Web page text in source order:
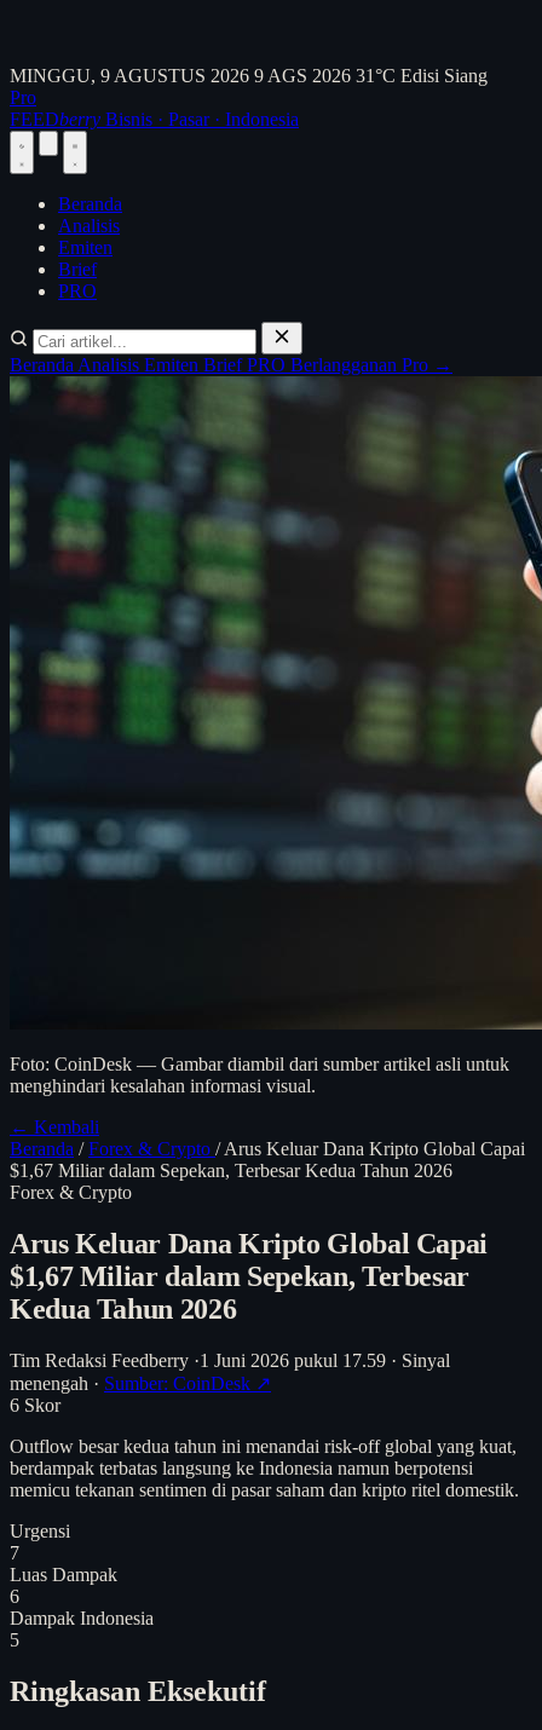
MINGGU, 9 AGUSTUS 2026 9 AGS 2026 31°C Edisi Siang
Pro
FEEDberry Bisnis · Pasar · Indonesia
Beranda
Analisis
Emiten
Brief
PRO
Beranda Analisis Emiten BriefPRO Berlangganan Pro →
Foto: CoinDesk — Gambar diambil dari sumber artikel asli untuk
menghindari kesalahan informasi visual.
← Kembali
Beranda / Forex & Crypto / Arus Keluar Dana Kripto Global Capai
$1,67 Miliar dalam Sepekan, Terbesar Kedua Tahun 2026
Forex & Crypto
Arus Keluar Dana Kripto Global Capai
$1,67 Miliar dalam Sepekan, Terbesar
Kedua Tahun 2026
Tim Redaksi Feedberry ·1 Juni 2026 pukul 17.59 · Sinyal
menengah · Sumber: CoinDesk ↗
6 Skor
Outflow besar kedua tahun ini menandai risk-off global yang kuat,
berdampak terbatas langsung ke Indonesia namun berpotensi
memicu tekanan sentimen di pasar saham dan kripto ritel domestik.
Urgensi
7
Luas Dampak
6
Dampak Indonesia
5
Ringkasan Eksekutif